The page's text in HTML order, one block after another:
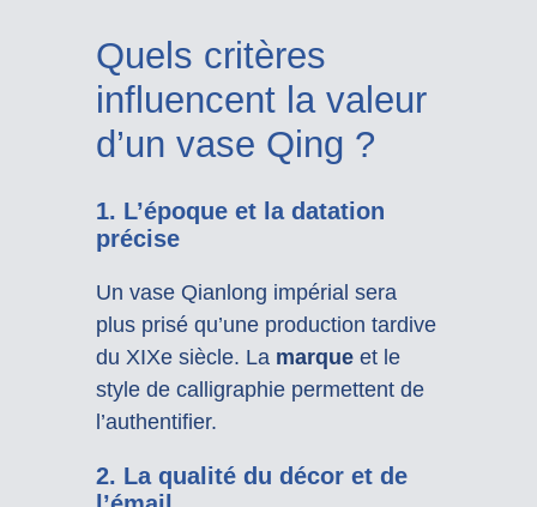
Quels critères
influencent la valeur
d’un vase Qing ?
1. L’époque et la datation
précise
Un vase Qianlong impérial sera
plus prisé qu’une production tardive
du XIXe siècle. La marqueet le
style de calligraphie permettent de
l’authentifier.
2. La qualité du décor et de